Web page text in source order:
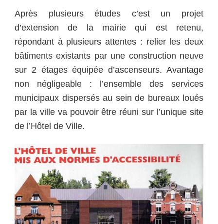
Après plusieurs études c’est un projet
d’extension de la mairie qui est retenu,
répondant à plusieurs attentes : relier les deux
bâtiments existants par une construction neuve
sur 2 étages équipée d’ascenseurs. Avantage
non négligeable : l’ensemble des services
municipaux dispersés au sein de bureaux loués
par la ville va pouvoir être réuni sur l’unique site
de l’Hôtel de Ville.